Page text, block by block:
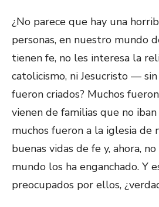
¿No parece que hay una
personas, en nuestro mundo
tienen fe, no les interesa la
catolicismo, ni Jesucristo —
fueron criados? Muchos
vienen de familias que no
muchos fueron a la iglesia de
buenas vidas de fe y, ahora,
mundo los ha enganchado. Y
preocupados por ellos,